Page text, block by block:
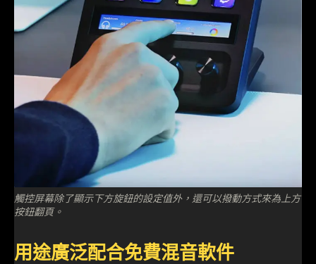
觸控屏幕除了顯示下方旋鈕的設定值外，還可以撥動方式來為上方
按鈕翻頁。
用途廣泛配合免費混音軟件